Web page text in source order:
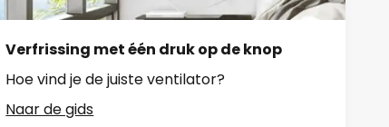
Verfrissing met één druk op de knop
Hoe vind je de juiste ventilator?
Naar de gids